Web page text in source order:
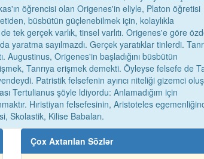
öğrencisi olan Origenes'in eliyle, Platon öğretisi
büsbütün güçlenebilmek için, kolaylıkla
tek gerçek varlık, tinsel varlıtı. Origenes'e göre
yaratma sayılmazdı. Gerçek yaratıklar tinlerdi.
Origenes'in başladığını büsbütün
Tanrıya erişmek demekti. Öyleyse felsefe de
Patristik felsefenin ayırıcı niteliği gizemci
Tertulianus şöyle ldiyordu: Anlamadığım için
Hıristiyan felsefesinin, Aristoteles
Skolastik, Kilise Babaları.
Çox Axtarılan Sözlər